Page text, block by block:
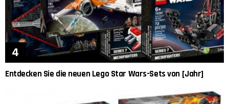
Entdecken Sie die neuen Lego Star Wars-Sets von [Jahr]